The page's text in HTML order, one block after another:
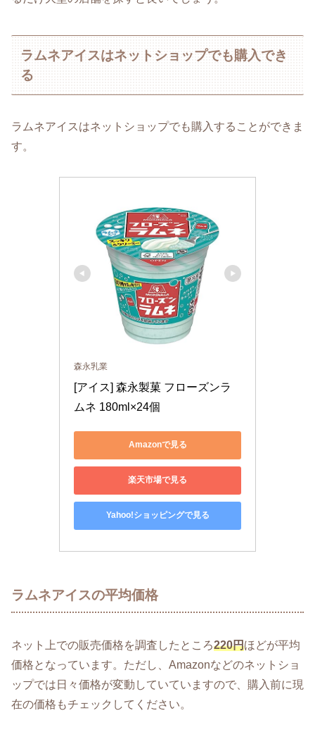
ラムネアイスはネットショップでも購入でき
る
ラムネアイスはネットショップでも購入することができま
す。
森永乳業
[アイス] 森永製菓 フローズンラ
ムネ 180ml×24個
Amazonで見る
楽天市場で見る
Yahoo!ショッピングで見る
ラムネアイスの平均価格
ネット上での販売価格を調査したところ220円ほどが平均
価格となっています。ただし、Amazonなどのネットショ
ップでは日々価格が変動していていますので、購入前に現
在の価格もチェックしてください。